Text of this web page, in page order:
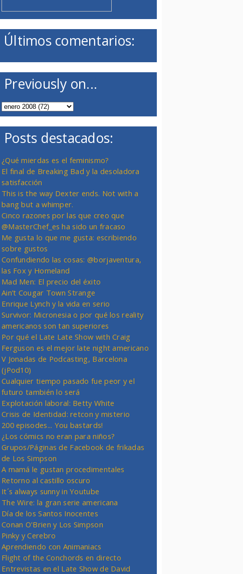
Últimos comentarios:
Previously on...
Posts destacados:
¿Qué mierdas es el feminismo?
El final de Breaking Bad y la desoladora
satisfacción
This is the way Dexter ends. Not with a
bang but a whimper.
Cinco razones por las que creo que
@MasterChef_es ha sido un fracaso
Me gusta lo que me gusta: escribiendo
sobre gustos
Confundiendo las cosas: @borjaventura,
las Fox y Homeland
Mad Men: El precio del éxito
Ain’t Cougar Town Strange
Enrique Lynch y la vida en serio
Survivor: Micronesia o por qué los reality
americanos son tan superiores
Por qué el Late Late Show with Craig
Ferguson es el mejor late night americano
V Jonadas de Podcasting, Barcelona
(jPod10)
Cualquier tiempo pasado fue peor y el
futuro también lo será
Explotación laboral: Betty White
Crisis de Identidad: retcon y misterio
200 episodes... You bastards!
¿Los cómics no eran para niños?
Grupos/Páginas de Facebook de frikadas
de Los Simpson
A mamá le gustan procedimentales
Retorno al castillo oscuro
It´s always sunny in Youtube
The Wire: la gran serie americana
Día de los Santos Inocentes
Conan O'Brien y Los Simpson
Pinky y Cerebro
Aprendiendo con Animaniacs
Flight of the Conchords en directo
Entrevistas en el Late Show de David